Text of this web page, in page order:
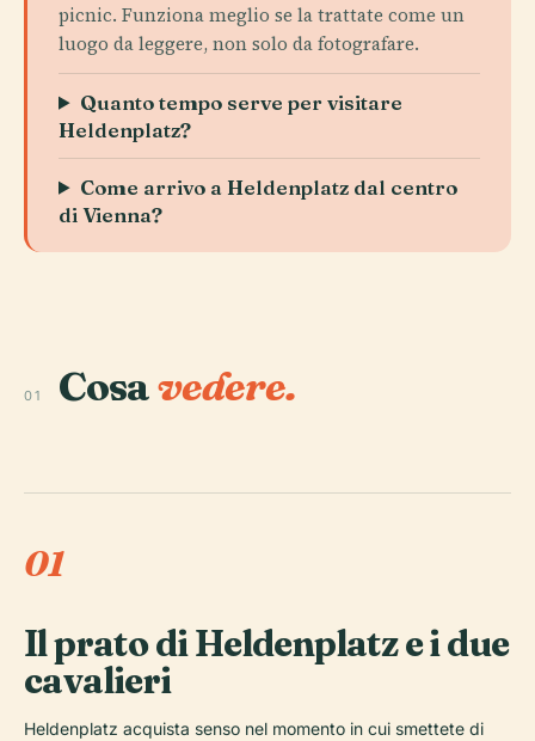
picnic. Funziona meglio se la trattate come un
luogo da leggere, non solo da fotografare.
Quanto tempo serve per visitare
Heldenplatz?
Come arrivo a Heldenplatz dal centro
di Vienna?
01 Cosavedere.
01
Il prato di Heldenplatz e i due
cavalieri
Heldenplatz acquista senso nel momento in cui smettete di